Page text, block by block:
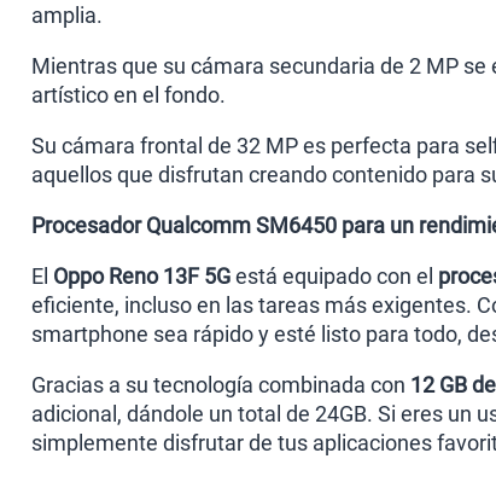
amplia.
Mientras que su cámara secundaria de 2 MP
artístico en el fondo.
Su cámara frontal de 32 MP es perfecta para
aquellos que disfrutan creando contenido para
Procesador Qualcomm SM6450 para un
El Oppo Reno 13F 5Gestá equipado con el
eficiente, incluso en las tareas más exigentes.
smartphone sea rápido y esté listo para todo,
Gracias a su tecnología combinada con 12 GB
adicional, dándole un total de 24GB. Si eres un
simplemente disfrutar de tus aplicaciones